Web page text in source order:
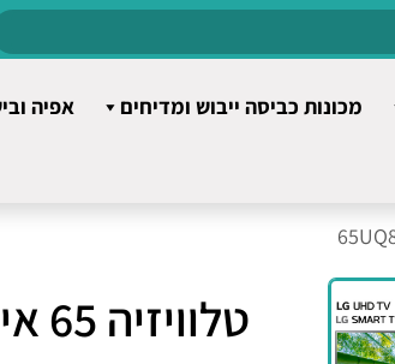
מכונות כביסה ייבוש ומדיחים
אפיה
טלוויזיה 65 אינץ' אל ג'י 65UQ80006LD